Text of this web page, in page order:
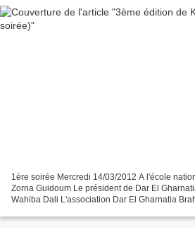
1ère soirée Mercredi 14/03/2012 A l'école
Zorna Guidoum Le président de Dar El
Wahiba Dali L'association Dar El Gharnatia